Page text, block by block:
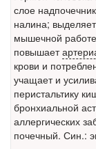
Местная
слое
налина;
мышечной
повышает
крови и
учащает и
перистальтику
бронхиальной
аллергических
почечный. Син.: